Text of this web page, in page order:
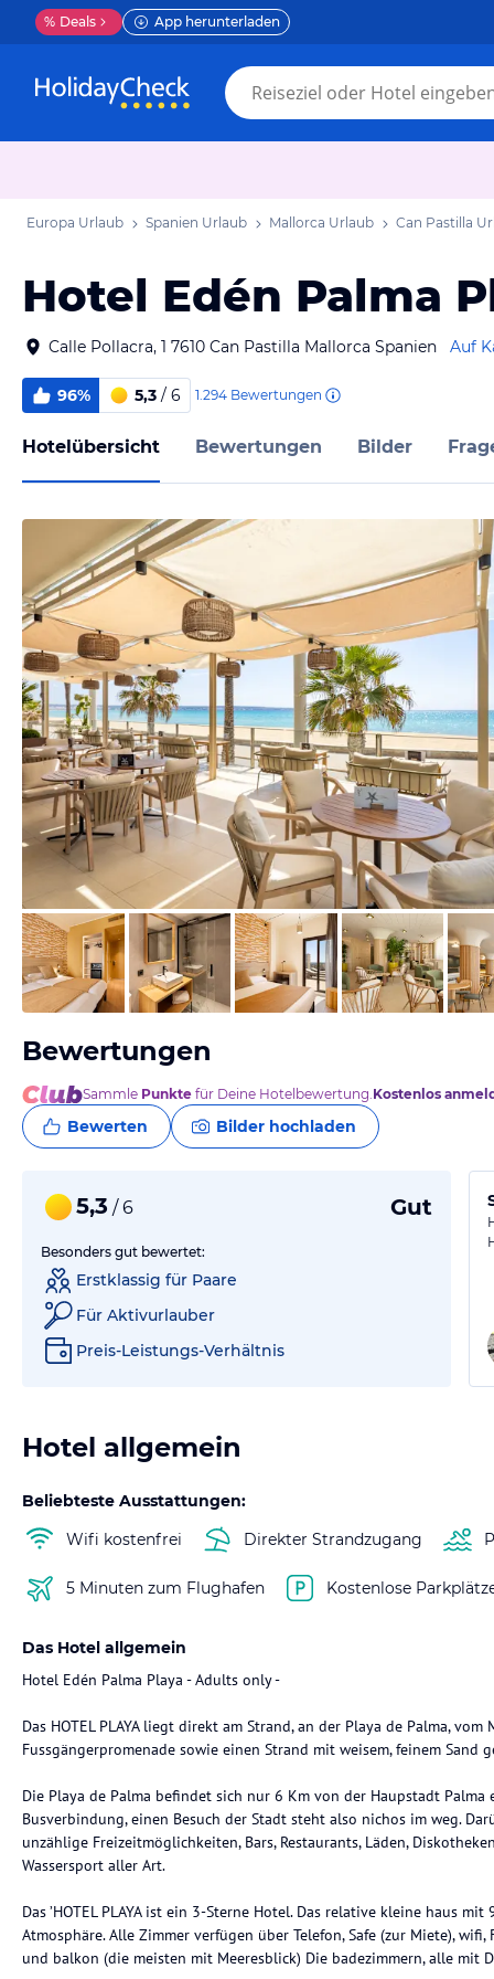
% Deals App herunterladen
Europa Urlaub Spanien Urlaub Mallorca Urlaub Can Pastilla
Hotel Edén Palma
Calle Pollacra, 1 7610 Can Pastilla Mallorca Spanien Auf
96% 5,3 / 6 1.294 Bewertungen
Hotelübersicht Bewertungen Bilder
vom Hotelier, April 2025
Bewertungen
Sammle Punkte für Deine Hotelbewertung.Kostenlos
Bewerten Bilder hochladen
5,3 / 6 Gut
Besonders gut bewertet:
Erstklassig für Paare
Für Aktivurlauber
Preis-Leistungs-Verhältnis
Hotel allgemein
Beliebteste Ausstattungen:
Wifi kostenfrei
Direkter Strandzugang
5 Minuten zum Flughafen Kostenlose
Das Hotel allgemein
Hotel Edén Palma Playa - Adults only -
Das HOTEL PLAYA liegt direkt am Strand, an der Playa de Palma,
Fussgängerpromenade sowie einen Strand mit weisem, feinem Sand
Die Playa de Palma befindet sich nur 6 Km von der Haupstadt
Busverbindung, einen Besuch der Stadt steht also nichos im weg.
unzählige Freizeitmöglichkeiten, Bars, Restaurants, Läden,
Wassersport aller Art.
Das ’HOTEL PLAYA ist ein 3-Sterne Hotel. Das relative kleine haus
Atmosphäre. Alle Zimmer verfügen über Telefon, Safe (zur Miete),
und balkon (die meisten mit Meeresblick) Die badezimmern, alle mit